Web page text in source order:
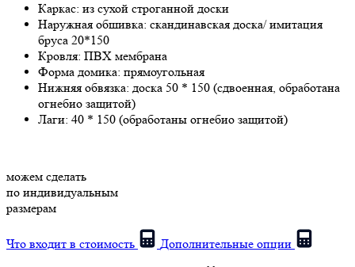
Каркас: из сухой строганной доски
Наружная обшивка: скандинавская доска/ имитация
бруса 20*150
Кровля: ПВХ мембрана
Форма домика: прямоугольная
Нижняя обвязка: доска 50 * 150 (сдвоенная, обработана
огнебио защитой)
Лаги: 40 * 150 (обработаны огнебио защитой)
можем сделать
по индивидуальным
размерам
Что входит в стоимость Дополнительные опции